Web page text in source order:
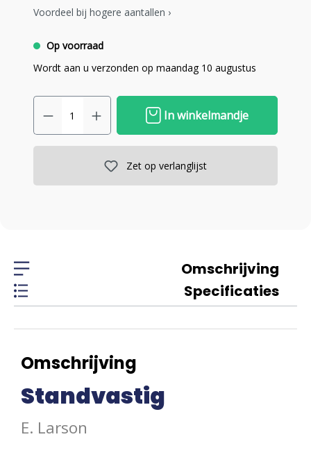
Voordeel bij hogere aantallen ›
Op voorraad
Wordt aan u verzonden op maandag 10 augustus
In winkelmandje
Zet op verlanglijst
Omschrijving
Specificaties
Omschrijving
Standvastig
E. Larson